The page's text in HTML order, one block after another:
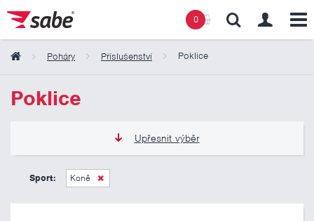
0
Poháry Příslušenství Poklice
Poklice
Upřesnit výběr
0 Kč
Sport: Koně
Obsah košíku